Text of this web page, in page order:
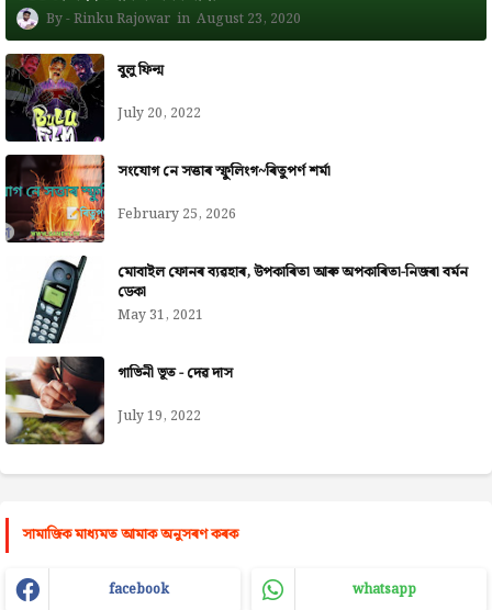
Rinku Rajowar August 23, 2020
বুলু ফিল্ম
July 20, 2022
সংযোগ নে সত্তাৰ স্ফুলিংগ~ৰিতুপৰ্ণ শৰ্মা
February 25, 2026
মোবাইল ফোনৰ ব্যৱহাৰ, উপকাৰিতা আৰু অপকাৰিতা-নিজৰা বৰ্মন
ডেকা
May 31, 2021
গাভিনী ভূত - দেৱ দাস
July 19, 2022
সামাজিক মাধ্যমত আমাক অনুসৰণ কৰক
facebook whatsapp